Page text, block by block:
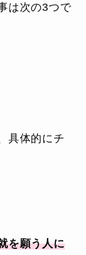
は次の3つで
具体的にチ
を願う人に